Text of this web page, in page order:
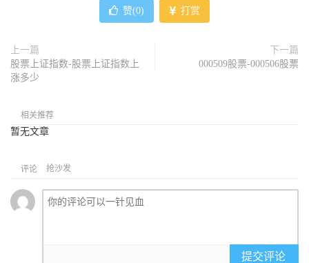
赞(0) 打赏
上一篇
股票上证指数-股票上证指数上
涨多少
下一篇
000509股票-000506股票
相关推荐
暂无文章
评论 抢沙发
提交评论